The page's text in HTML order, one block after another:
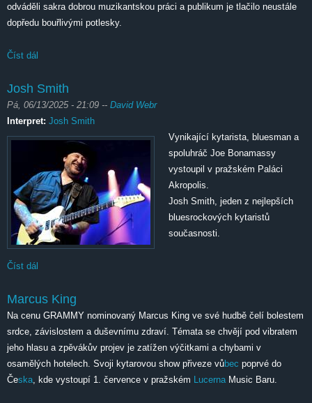
odváděli sakra dobrou muzikantskou práci a publikum je tlačilo neustále
dopředu bouřlivými potlesky.
Číst dál
Josh Smith
Pá, 06/13/2025 - 21:09 -- David Webr
Interpret: Josh Smith
Vynikající kytarista, bluesman a
spoluhráč Joe Bonamassy
vystoupil v pražském Paláci
Akropolis.
Josh Smith, jeden z nejlepších
bluesrockových kytaristů
současnosti.
Číst dál
Marcus King
Na cenu GRAMMY nominovaný Marcus King ve své hudbě čelí bolestem
srdce, závislostem a duševnímu zdraví. Témata se chvějí pod vibratem
jeho hlasu a zpěvákův projev je zatížen výčitkami a chybami v
osamělých hotelech. Svoji kytarovou show přiveze vůbec poprvé do
Česka , kde vystoupí 1. července v pražském Lucerna Music Baru.